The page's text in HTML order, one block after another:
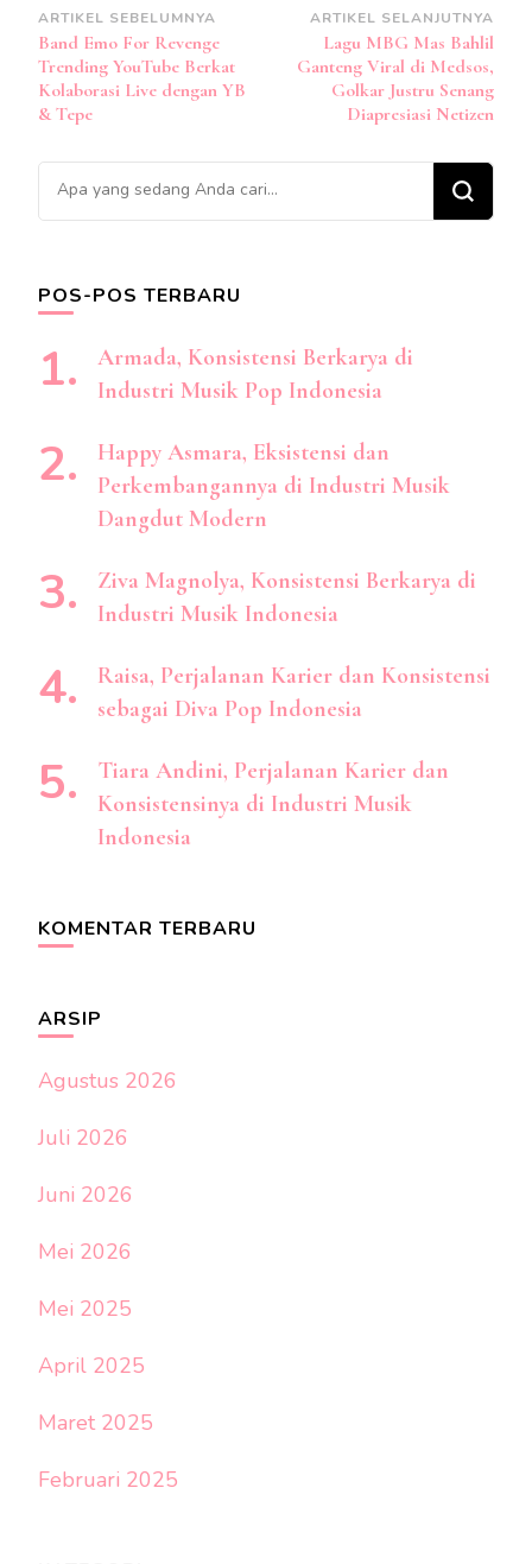
Navigasi
Artikel
ARTIKEL SEBELUMNYA
Band Emo For Revenge
Trending YouTube Berkat
Kolaborasi Live dengan YB
& Tepe
ARTIKEL SELANJUTNYA
Lagu MBG Mas Bahlil
Ganteng Viral di Medsos,
Golkar Justru Senang
Diapresiasi Netizen
Mencari
Sesuatu?
POS-POS TERBARU
Armada, Konsistensi Berkarya di
Industri Musik Pop Indonesia
Happy Asmara, Eksistensi dan
Perkembangannya di Industri Musik
Dangdut Modern
Ziva Magnolya, Konsistensi Berkarya di
Industri Musik Indonesia
Raisa, Perjalanan Karier dan Konsistensi
sebagai Diva Pop Indonesia
Tiara Andini, Perjalanan Karier dan
Konsistensinya di Industri Musik
Indonesia
KOMENTAR TERBARU
ARSIP
Agustus 2026
Juli 2026
Juni 2026
Mei 2026
Mei 2025
April 2025
Maret 2025
Februari 2025